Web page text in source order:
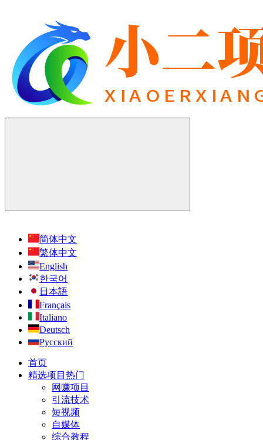
简体中文
繁体中文
English
한국어
日本語
Français
Italiano
Deutsch
Русский
首页
精选项目 热门
网赚项目
引流技术
短视频
自媒体
综合教程